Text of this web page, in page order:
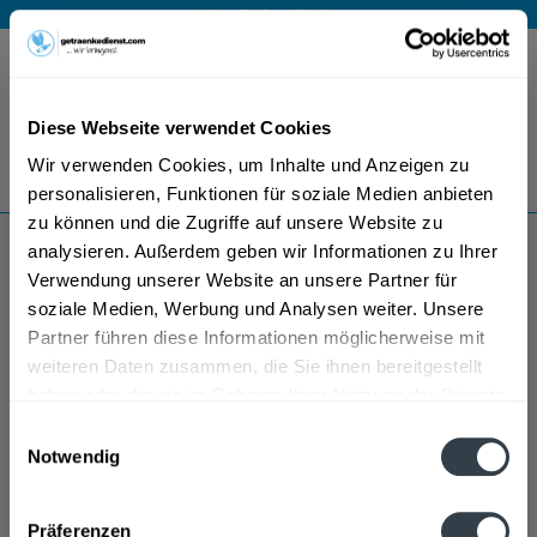
Diese Webseite verwendet Cookies
Wir verwenden Cookies, um Inhalte und Anzeigen zu
personalisieren, Funktionen für soziale Medien anbieten
zu können und die Zugriffe auf unsere Website zu
analysieren. Außerdem geben wir Informationen zu Ihrer
Verwendung unserer Website an unsere Partner für
soziale Medien, Werbung und Analysen weiter. Unsere
Partner führen diese Informationen möglicherweise mit
weiteren Daten zusammen, die Sie ihnen bereitgestellt
Notwendig
Präferenzen
Mo – Fr 9 – 17 Uhr
Menü
Bestellung widerrufen
Es gilt unsere Datenschutzerklärung
Planeta Weine